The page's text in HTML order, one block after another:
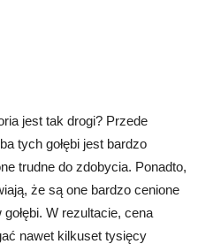
jest tak drogi? Przede
tych gołębi jest bardzo
trudne do zdobycia. Ponadto,
że są one bardzo cenione
W rezultacie, cena
nawet kilkuset tysięcy